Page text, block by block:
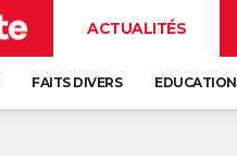
ACTUALITÉS
FAITS DIVERS EDUCATION